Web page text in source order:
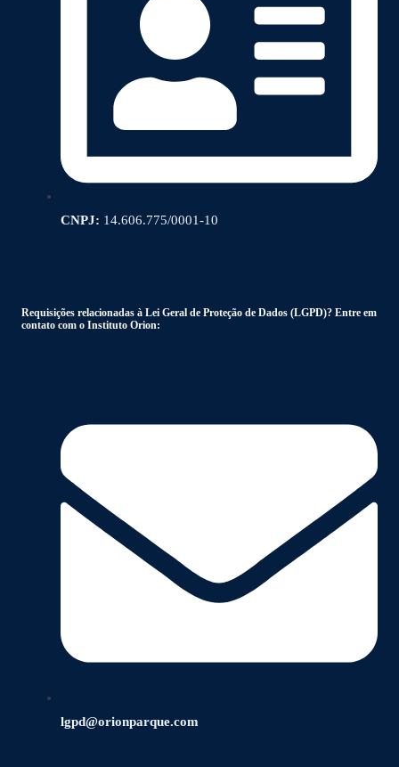
CNPJ: 14.606.775/0001-10
Requisições relacionadas à Lei Geral de Proteção de Dados (LGPD)? Entre em
contato com o Instituto Orion:
lgpd@orionparque.com